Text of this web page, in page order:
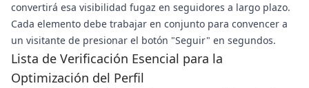
convertirá esa visibilidad fugaz en seguidores a largo plazo.
Cada elemento debe trabajar en conjunto para convencer a
un visitante de presionar el botón "Seguir" en segundos.
Lista de Verificación Esencial para la
Optimización del Perfil